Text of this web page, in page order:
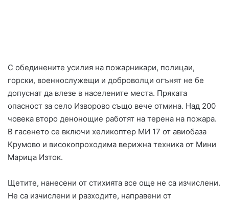
С обединените усилия на пожарникари, полицаи,
горски, военнослужещи и доброволци огънят не бе
допуснат да влезе в населените места. Пряката
опасност за село Изворово също вече отмина. Над 200
човека второ денонощие работят на терена на пожара.
В гасенето се включи хеликоптер МИ 17 от авиобаза
Крумово и високопроходима верижна техника от Мини
Марица Изток.
Щетите, нанесени от стихията все още не са изчислени.
Не са изчислени и разходите, направени от